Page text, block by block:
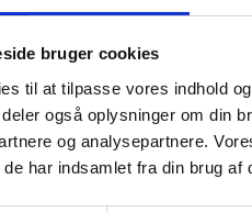
bruger cookies
til at tilpasse vores indhold
også oplysninger om din
og analysepartnere.
har indsamlet fra din brug af
fra Adlon3 er